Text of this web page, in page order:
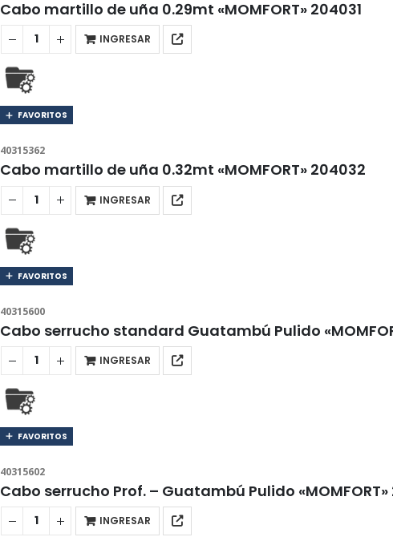
Cabo martillo de uña 0.29mt «MOMFORT» 204031
INGRESAR
FAVORITOS
40315362
Cabo martillo de uña 0.32mt «MOMFORT» 204032
INGRESAR
FAVORITOS
40315600
Cabo serrucho standard Guatambú Pulido
INGRESAR
FAVORITOS
40315602
Cabo serrucho Prof. – Guatambú Pulido
INGRESAR